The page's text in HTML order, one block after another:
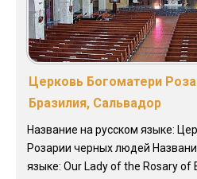
Церковь Богоматери
Бразилия, Сальвадор
Название на русском языке:
Розарии черных людей
языке: Our Lady of the Rosary of